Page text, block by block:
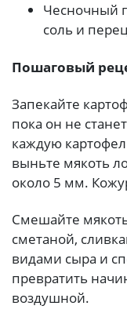
Чесночный
соль и
Пошаговый
Запекайте
пока он не
каждую
выньте мякоть
около 5 мм.
Смешайте
сметаной,
видами сыра и
превратить
воздушной.